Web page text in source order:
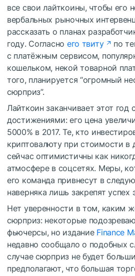
все свои лайткоины, чтобы его
вербальных рыночных
рассказать о планах
году. Согласно его твиту
по
с платёжным сервисом,
кошельком, некой товарной
того, планируется “огромный
сюрприз”.
Лайткоин заканчивает этот год
достижениями: его цена
5000% в 2017. Те, кто
криптовалюту при стоимости в
сейчас оптимистичны как
атмосфере в соцсетях. Меры,
его команда привнесут в
наверняка лишь закрепят успех
Нет уверенности в том, каким
сюрприз: некоторые
фьючерсы, но издание Finance
недавно сообщало о подобных
случае сюрприз не будет
предполагают, что большая